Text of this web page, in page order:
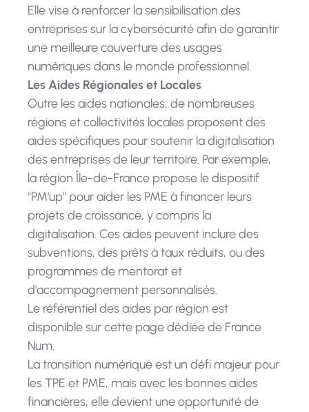
Elle vise à renforcer la sensibilisation des
entreprises sur la cybersécurité afin de garantir
une meilleure couverture des usages
numériques dans le monde professionnel.
Les Aides Régionales et Locales
Outre les aides nationales, de nombreuses
régions et collectivités locales proposent des
aides spécifiques pour soutenir la digitalisation
des entreprises de leur territoire. Par exemple,
la région Île-de-France propose le dispositif
"PM'up" pour aider les PME à financer leurs
projets de croissance, y compris la
digitalisation. Ces aides peuvent inclure des
subventions, des prêts à taux réduits, ou des
programmes de mentorat et
d'accompagnement personnalisés.
Le référentiel des aides par région est
disponible sur cette page dédiée de France
Num.
La transition numérique est un défi majeur pour
les TPE et PME, mais avec les bonnes aides
financières, elle devient une opportunité de